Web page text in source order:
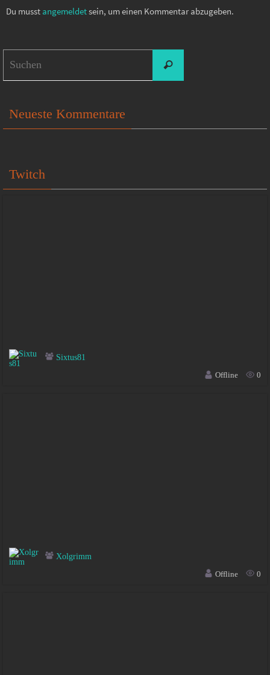
Du musst angemeldetsein, um einen Kommentar abzugeben.
Suchen
Neueste Kommentare
Twitch
Sixtus81
Offline
0
Xolgrimm
Offline
0